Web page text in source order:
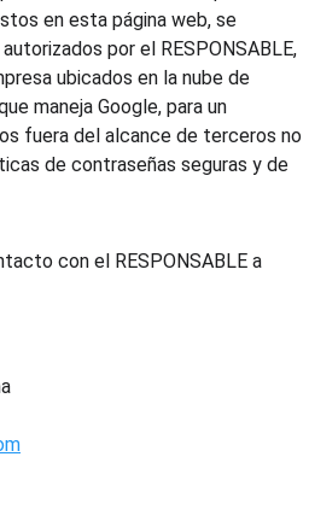
en esta página web, se
por el RESPONSABLE,
ubicados en la nube de
maneja Google, para un
fuera del alcance de terceros no
de contraseñas seguras y de
con el RESPONSABLE a